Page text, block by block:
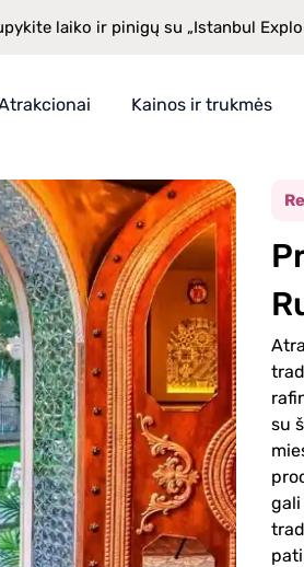
laiko ir pinigų su „Istanbul
Kainos ir trukmės
su
gali